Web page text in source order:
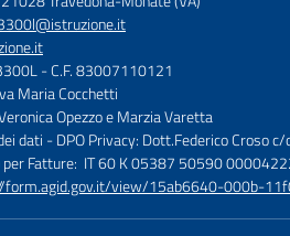
- C.F. 83007110121
Maria Cocchetti
Opezzo e Marzia Varetta
dati - DPO Privacy: Dott.Federico Croso
per Fatture: IT 60 K 05387 50590
form.agid.gov.it/view/15ab6640-000b-